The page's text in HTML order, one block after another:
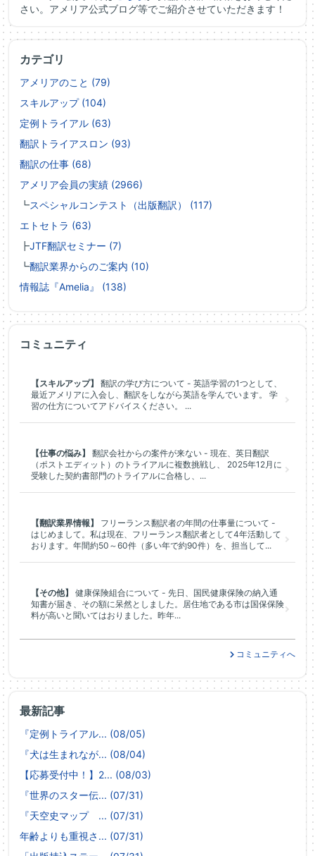
さい。アメリア公式ブログ等でご紹介させていただきます！
カテゴリ
アメリアのこと (79)
スキルアップ (104)
定例トライアル (63)
翻訳トライアスロン (93)
翻訳の仕事 (68)
アメリア会員の実績 (2966)
┗スペシャルコンテスト（出版翻訳） (117)
エトセトラ (63)
┣JTF翻訳セミナー (7)
┗翻訳業界からのご案内 (10)
情報誌『Amelia』 (138)
最新記事
『定例トライアル... (08/05)
『犬は生まれなが... (08/04)
【応募受付中！】2... (08/03)
『世界のスター伝... (07/31)
『天空史マップ ... (07/31)
年齢よりも重視さ... (07/31)
コミュニティ
【スキルアップ】
翻訳の学び方について - 英語学習の1つとして、
最近アメリアに入会し、翻訳をしながら英語を学んでいます。 学
習の仕方についてアドバイスください。 ...
【仕事の悩み】
翻訳会社からの案件が来ない - 現在、英日翻訳
（ポストエディット）のトライアルに複数挑戦し、 2025年12月に
受験した契約書部門のトライアルに合格し、...
【翻訳業界情報】
フリーランス翻訳者の年間の仕事量について -
はじめまして。私は現在、フリーランス翻訳者として4年活動して
おります。年間約50～60件（多い年で約90件）を、担当して...
【その他】
健康保険組合について - 先日、国民健康保険の納入通
知書が届き、その額に呆然としました。居住地である市は国保保険
料が高いと聞いてはおりました。昨年...
コミュニティへ